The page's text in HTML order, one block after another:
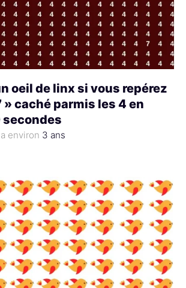
oeil de linx si vous repérez
» caché parmis les 4 en
secondes
3 ans